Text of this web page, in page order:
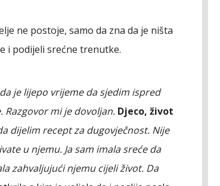
ne postoje, samo da zna da je ništa
i podijeli srećne trenutke.
je lijepo vrijeme da sjedim ispred
Razgovor mi je dovoljan. Djeco, život
dijelim recept za dugovječnost. Nije
u njemu. Ja sam imala sreće da
zahvaljujući njemu cijeli život. Da